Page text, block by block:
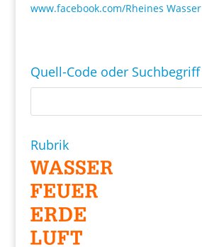
www.facebook.com/Rheines Wasser
Quell-Code oder Suchbegriff
Rubrik